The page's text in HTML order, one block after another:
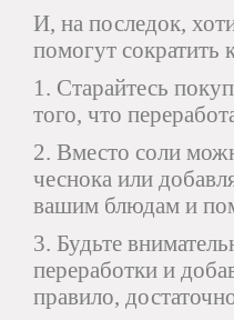
И, на последок,
помогут сократить
1. Старайтесь
того, что
2. Вместо соли
чеснока или
вашим блюдам и
3. Будьте
переработки и
правило,